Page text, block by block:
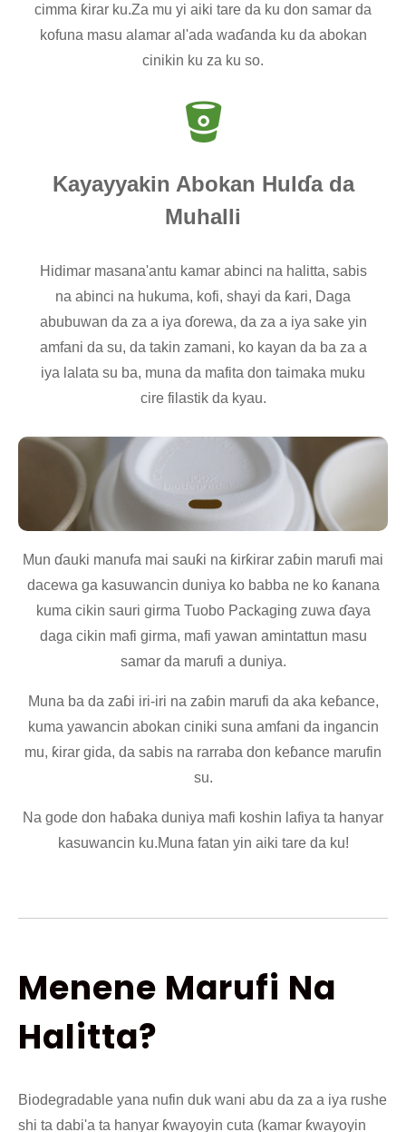
cimma ƙirar ku.Za mu yi aiki tare da ku don samar da
kofuna masu alamar al'ada waɗanda ku da abokan
cinikin ku za ku so.
Kayayyakin Abokan Hulɗa da
Muhalli
Hidimar masana'antu kamar abinci na halitta, sabis
na abinci na hukuma, kofi, shayi da ƙari, Daga
abubuwan da za a iya ɗorewa, da za a iya sake yin
amfani da su, da takin zamani, ko kayan da ba za a
iya lalata su ba, muna da mafita don taimaka muku
cire filastik da kyau.
Mun ɗauki manufa mai sauƙi na ƙirƙirar zaɓin marufi mai
dacewa ga kasuwancin duniya ko babba ne ko ƙanana
kuma cikin sauri girma Tuobo Packaging zuwa ɗaya
daga cikin mafi girma, mafi yawan amintattun masu
samar da marufi a duniya.
Muna ba da zaɓi iri-iri na zaɓin marufi da aka keɓance,
kuma yawancin abokan ciniki suna amfani da ingancin
mu, ƙirar gida, da sabis na rarraba don keɓance marufin
su.
Na gode don haɓaka duniya mafi koshin lafiya ta hanyar
kasuwancin ku.Muna fatan yin aiki tare da ku!
Menene Marufi Na
Halitta?
Biodegradable yana nufin duk wani abu da za a iya rushe
shi ta dabi'a ta hanyar ƙwayoyin cuta (kamar ƙwayoyin